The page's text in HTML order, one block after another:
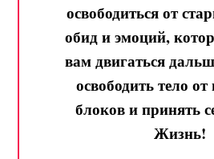
освободиться от
обид и эмоций,
вам двигаться
освободить тело
блоков и принять
Жизнь!